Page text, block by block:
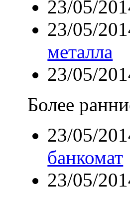
23/05/
23/05/
металла
23/05/
Более
23/05/
банкомат
23/05/